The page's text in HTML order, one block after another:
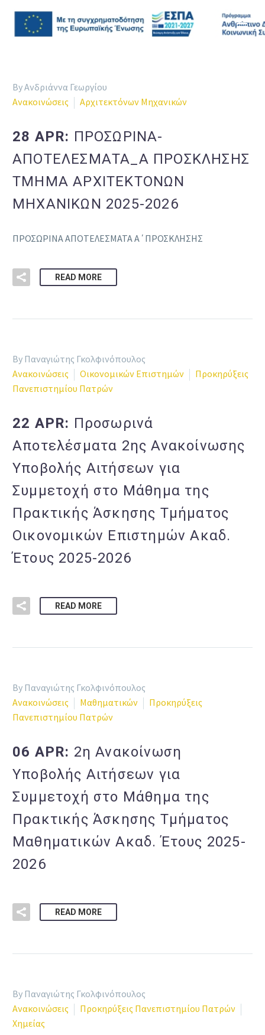
By Ανδριάννα Γεωργίου
Ανακοινώσεις
Αρχιτεκτόνων Μηχανικών
28 APR: ΠΡΟΣΩΡΙΝΑ-
ΑΠΟΤΕΛΕΣΜΑΤΑ_Α ΠΡΟΣΚΛΗΣΗΣ
ΤΜΗΜΑ ΑΡΧΙΤΕΚΤΟΝΩΝ
ΜΗΧΑΝΙΚΩΝ 2025-2026
ΠΡΟΣΩΡΙΝΑ ΑΠΟΤΕΛΕΣΜΑΤΑ Α΄ΠΡΟΣΚΛΗΣΗΣ
READ MORE
By Παναγιώτης Γκολφινόπουλος
Ανακοινώσεις
Οικονομικών Επιστημών
Προκηρύξεις
Πανεπιστημίου Πατρών
22 APR: Προσωρινά
Αποτελέσματα 2ης Ανακοίνωσης
Υποβολής Αιτήσεων για
Συμμετοχή στο Μάθημα της
Πρακτικής Άσκησης Τμήματος
Οικονομικών Επιστημών Ακαδ.
Έτους 2025-2026
READ MORE
By Παναγιώτης Γκολφινόπουλος
Ανακοινώσεις
Μαθηματικών
Προκηρύξεις
Πανεπιστημίου Πατρών
06 APR: 2η Ανακοίνωση
Υποβολής Αιτήσεων για
Συμμετοχή στο Μάθημα της
Πρακτικής Άσκησης Τμήματος
Μαθηματικών Ακαδ. Έτους 2025-
2026
READ MORE
By Παναγιώτης Γκολφινόπουλος
Ανακοινώσεις
Προκηρύξεις Πανεπιστημίου Πατρών
Χημείας